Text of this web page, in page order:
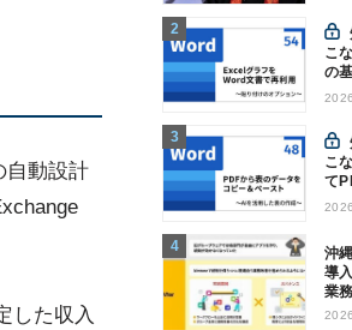
自動設計
した収入
知って得するWord使い
こ
の
込
知って得するWord使い
こ
て
＆
沖
導
業